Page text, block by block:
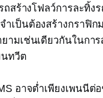
สร้างโฟลว์การละทิ้ง
เป็นต้องสร้างกราฟิ
มเช่นเดียวกันในกา
นทวีต
อาจต่ำเพียงเพนนีต่